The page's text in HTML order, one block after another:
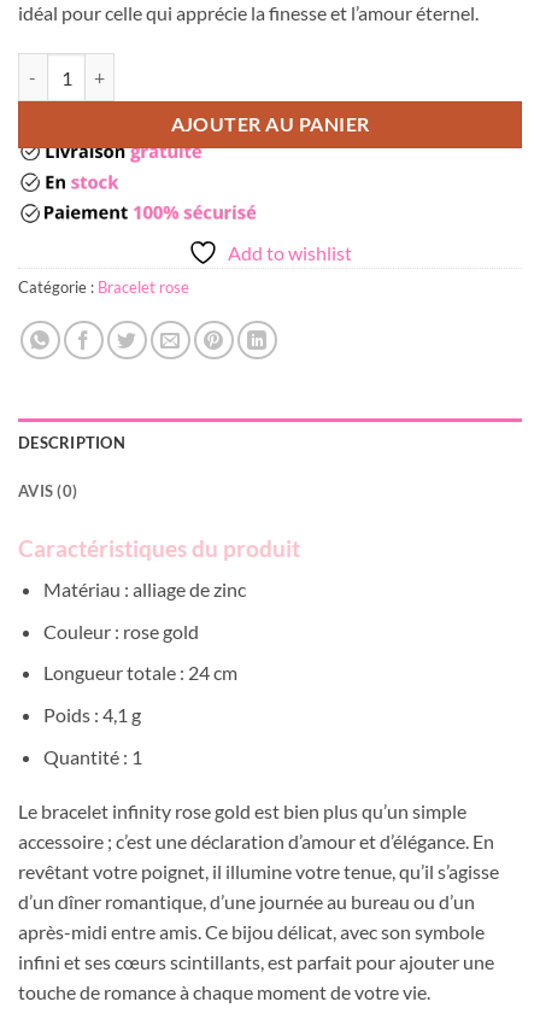
idéal pour celle qui apprécie la finesse et l’amour éternel.
AJOUTER AU PANIER
Add to wishlist
Catégorie : Bracelet rose
DESCRIPTION
AVIS (0)
Caractéristiques du produit
Matériau : alliage de zinc
Couleur : rose gold
Longueur totale : 24 cm
Poids : 4,1 g
Quantité : 1
Le bracelet infinity rose gold est bien plus qu’un simple
accessoire ; c’est une déclaration d’amour et d’élégance. En
revêtant votre poignet, il illumine votre tenue, qu’il s’agisse
d’un dîner romantique, d’une journée au bureau ou d’un
après-midi entre amis. Ce bijou délicat, avec son symbole
infini et ses cœurs scintillants, est parfait pour ajouter une
touche de romance à chaque moment de votre vie.